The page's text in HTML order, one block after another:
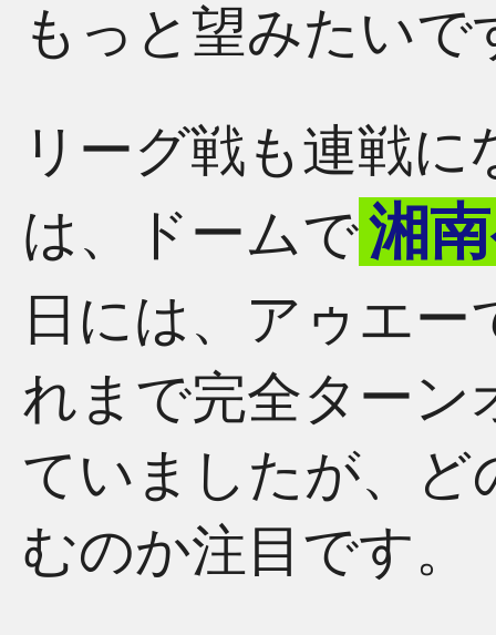
もっと望みたいで
リーグ戦も連戦
は、ドームで湘
日には、アゥエー
れまで完全ターン
ていましたが、
むのか注目です。